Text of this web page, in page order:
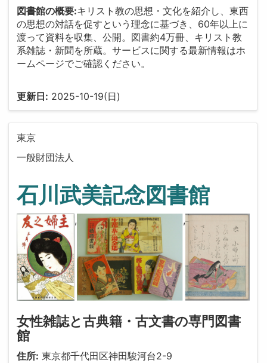
図書館の概要:キリスト教の思想・文化を紹介し、東西
の思想の対話を促すという理念に基づき、60年以上に
渡って資料を収集、公開。図書約4万冊、キリスト教
系雑誌・新聞を所蔵。サービスに関する最新情報はホ
ームページでご確認ください。
更新日: 2025-10-19(日)
東京
一般財団法人
石川武美記念図書館
, ,
女性雑誌と古典籍・古文書の専門図書
館
住所: 東京都千代田区神田駿河台2-9